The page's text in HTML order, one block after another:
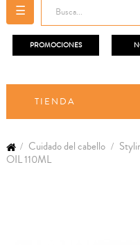
Navegación
de
palanca
☰
PROMOCIONES
TIENDA
Cuidado del cabello
OIL 110ML